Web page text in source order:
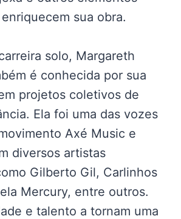
sua obra.
solo, Margareth
é conhecida por sua
projetos coletivos de
Ela foi uma das vozes
Axé Music e
diversos artistas
Gilberto Gil, Carlinhos
Mercury, entre outros.
e talento a tornam uma